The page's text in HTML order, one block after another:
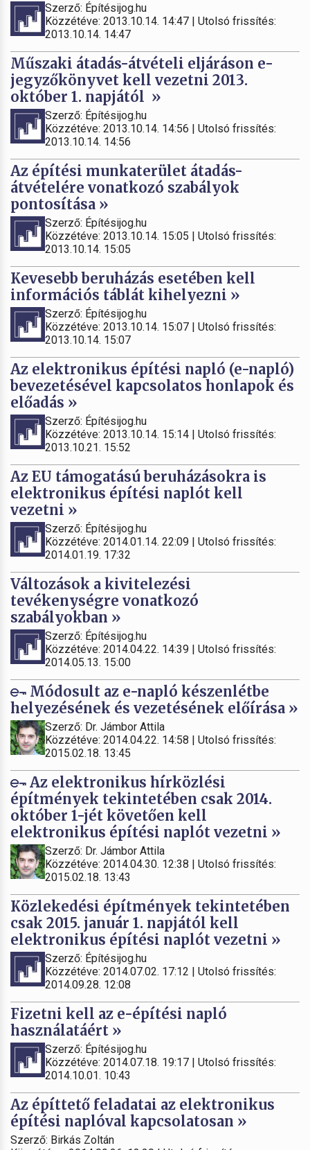
Szerző: Építésijog.hu
Közzétéve: 2013.10.14. 14:47 | Utolsó frissítés:
2013.10.14. 14:47
Műszaki átadás-átvételi eljáráson e-
jegyzőkönyvet kell vezetni 2013.
október 1. napjától »
Szerző: Építésijog.hu
Közzétéve: 2013.10.14. 14:56 | Utolsó frissítés:
2013.10.14. 14:56
Az építési munkaterület átadás-
átvételére vonatkozó szabályok
pontosítása »
Szerző: Építésijog.hu
Közzétéve: 2013.10.14. 15:05 | Utolsó frissítés:
2013.10.14. 15:05
Kevesebb beruházás esetében kell
információs táblát kihelyezni »
Szerző: Építésijog.hu
Közzétéve: 2013.10.14. 15:07 | Utolsó frissítés:
2013.10.14. 15:07
Az elektronikus építési napló (e-napló)
bevezetésével kapcsolatos honlapok és
előadás »
Szerző: Építésijog.hu
Közzétéve: 2013.10.14. 15:14 | Utolsó frissítés:
2013.10.21. 15:52
Az EU támogatású beruházásokra is
elektronikus építési naplót kell
vezetni »
Szerző: Építésijog.hu
Közzétéve: 2014.01.14. 22:09 | Utolsó frissítés:
2014.01.19. 17:32
Változások a kivitelezési
tevékenységre vonatkozó
szabályokban »
Szerző: Építésijog.hu
Közzétéve: 2014.04.22. 14:39 | Utolsó frissítés:
2014.05.13. 15:00
Módosult az e-napló készenlétbe
helyezésének és vezetésének előírása »
Szerző: Dr. Jámbor Attila
Közzétéve: 2014.04.22. 14:58 | Utolsó frissítés:
2015.02.18. 13:45
Az elektronikus hírközlési
építmények tekintetében csak 2014.
október 1-jét követően kell
elektronikus építési naplót vezetni »
Szerző: Dr. Jámbor Attila
Közzétéve: 2014.04.30. 12:38 | Utolsó frissítés:
2015.02.18. 13:43
Közlekedési építmények tekintetében
csak 2015. január 1. napjától kell
elektronikus építési naplót vezetni »
Szerző: Építésijog.hu
Közzétéve: 2014.07.02. 17:12 | Utolsó frissítés:
2014.09.28. 12:08
Fizetni kell az e-építési napló
használatáért »
Szerző: Építésijog.hu
Közzétéve: 2014.07.18. 19:17 | Utolsó frissítés:
2014.10.01. 10:43
Az építtető feladatai az elektronikus
építési naplóval kapcsolatosan »
Szerző: Birkás Zoltán